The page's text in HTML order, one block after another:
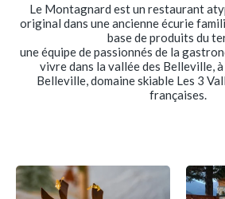
Le Montagnard est un restaurant
original dans une ancienne écurie
base de produits du
une équipe de passionnés de la
vivre dans la vallée des Belleville,
Belleville, domaine skiable Les 3
françaises.